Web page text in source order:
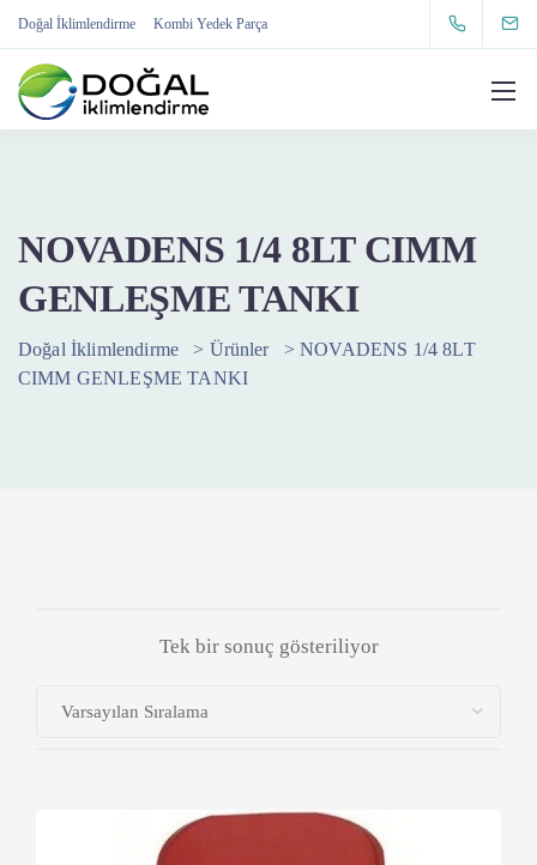
Doğal İklimlendirme Kombi Yedek Parça
NOVADENS 1/4 8LT CIMM
GENLEŞME TANKI
Doğal İklimlendirme > Ürünler >NOVADENS 1/4 8LT
CIMM GENLEŞME TANKI
Tek bir sonuç gösteriliyor